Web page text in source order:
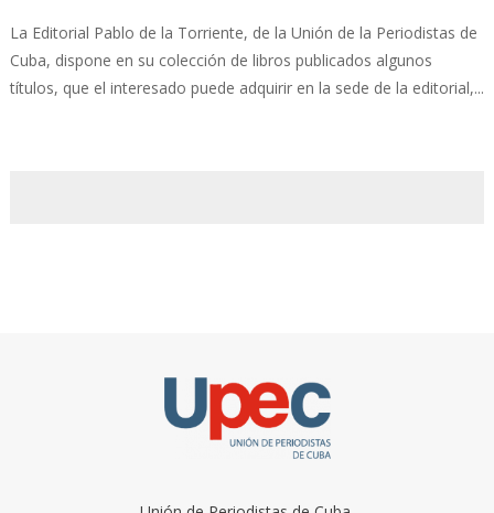
La Editorial Pablo de la Torriente, de la Unión de la Periodistas de
Cuba, dispone en su colección de libros publicados algunos
títulos, que el interesado puede adquirir en la sede de la editorial,...